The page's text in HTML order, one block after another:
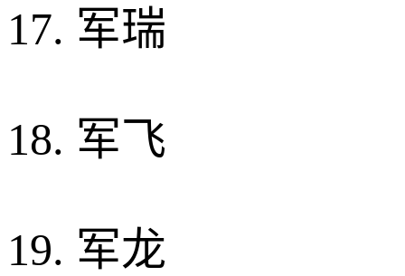
17. 军瑞
18. 军飞
19. 军龙